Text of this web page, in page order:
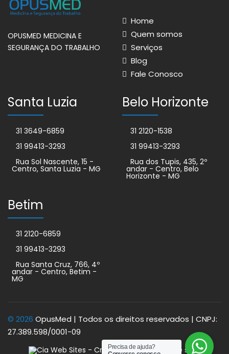
OPUSMED MEDICINA E
SEGURANÇA DO TRABALHO
Home
Quem somos
Serviços
Blog
Fale Conosco
Santa Luzia
31 3649-6859
31 99413-3293
Rua Sol Nascente, 15 -
Centro, Santa Luzia - MG
Belo Horizonte
31 2120-1538
31 99413-3293
Rua dos Tupis, 435, 2º
andar - Centro, Belo
Horizonte - MG
Betim
31 2120-6859
31 99413-3293
Rua Santa Cruz, 766, 4º
andar - Centro, Betim -
MG
© 2026 OpusMed | Todos os direitos reservados | CNPJ:
27.389.598/0001-09
Precisa de ajuda?